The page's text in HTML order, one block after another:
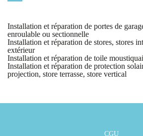
Installation et réparation de portes de
enroulable ou sectionnelle
Installation et réparation de stores, stores
extérieur
Installation et réparation de toile
Installation et réparation de protection
projection, store terrasse, store vertical
CGU